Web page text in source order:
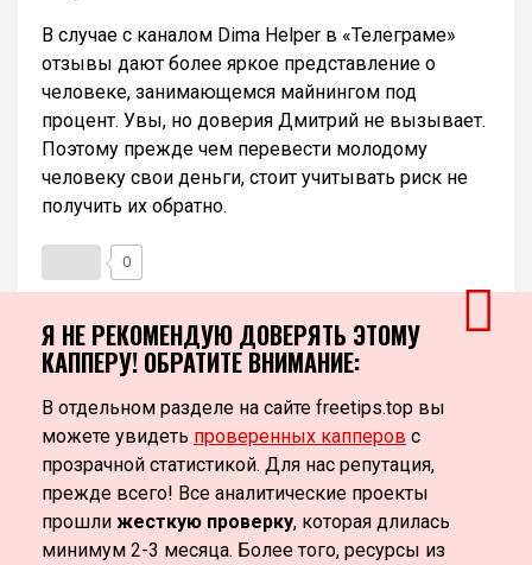
В случае с каналом Dima Helper в «Телеграме»
отзывы дают более яркое представление о
человеке, занимающемся майнингом под
процент. Увы, но доверия Дмитрий не вызывает.
Поэтому прежде чем перевести молодому
человеку свои деньги, стоит учитывать риск не
получить их обратно.
0
Я НЕ РЕКОМЕНДУЮ ДОВЕРЯТЬ ЭТОМУ
КАППЕРУ! ОБРАТИТЕ ВНИМАНИЕ:
В отдельном разделе на сайте freetips.top вы
можете увидеть проверенных капперов с
прозрачной статистикой. Для нас репутация,
прежде всего! Все аналитические проекты
прошли жесткую проверку, которая длилась
минимум 2-3 месяца. Более того, ресурсы из